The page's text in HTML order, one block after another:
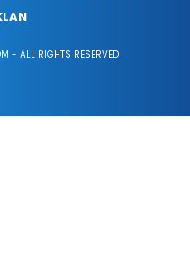
- ALL RIGHTS RESERVED